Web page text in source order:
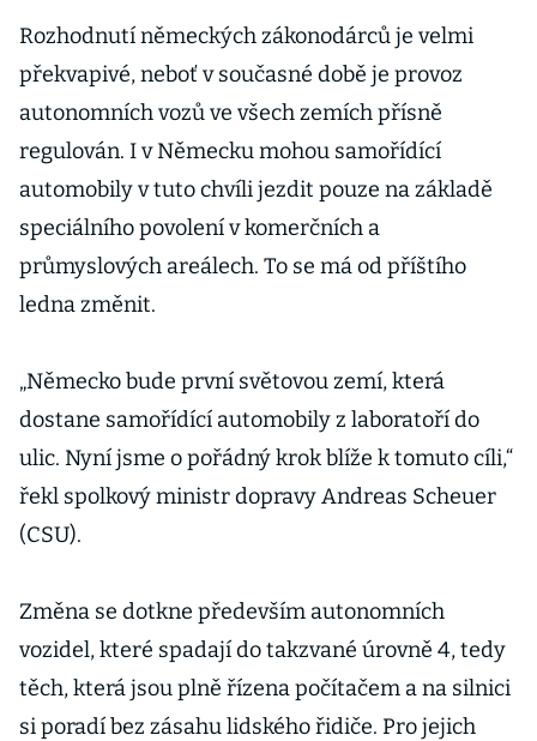
Rozhodnutí německých zákonodárců je velmi
překvapivé, neboť v současné době je provoz
autonomních vozů ve všech zemích přísně
regulován. I v Německu mohou samořídící
automobily v tuto chvíli jezdit pouze na základě
speciálního povolení v komerčních a
průmyslových areálech. To se má od příštího
ledna změnit.
„Německo bude první světovou zemí, která
dostane samořídící automobily z laboratoří do
ulic. Nyní jsme o pořádný krok blíže k tomuto cíli,“
řekl spolkový ministr dopravy Andreas Scheuer
(CSU).
Změna se dotkne především autonomních
vozidel, které spadají do takzvané úrovně 4, tedy
těch, která jsou plně řízena počítačem a na silnici
si poradí bez zásahu lidského řidiče. Pro jejich